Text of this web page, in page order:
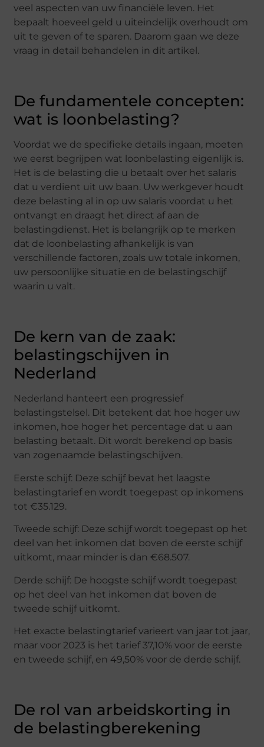
veel aspecten van uw financiële leven. Het
bepaalt hoeveel geld u uiteindelijk overhoudt om
uit te geven of te sparen. Daarom gaan we deze
vraag in detail behandelen in dit artikel.
De fundamentele concepten:
wat is loonbelasting?
Voordat we de specifieke details ingaan, moeten
we eerst begrijpen wat loonbelasting eigenlijk is.
Het is de belasting die u betaalt over het salaris
dat u verdient uit uw baan. Uw werkgever houdt
deze belasting al in op uw salaris voordat u het
ontvangt en draagt het direct af aan de
belastingdienst. Het is belangrijk op te merken
dat de loonbelasting afhankelijk is van
verschillende factoren, zoals uw totale inkomen,
uw persoonlijke situatie en de belastingschijf
waarin u valt.
De kern van de zaak:
belastingschijven in
Nederland
Nederland hanteert een progressief
belastingstelsel. Dit betekent dat hoe hoger uw
inkomen, hoe hoger het percentage dat u aan
belasting betaalt. Dit wordt berekend op basis
van zogenaamde belastingschijven.
Eerste schijf: Deze schijf bevat het laagste
belastingtarief en wordt toegepast op inkomens
tot €35.129.
Tweede schijf: Deze schijf wordt toegepast op het
deel van het inkomen dat boven de eerste schijf
uitkomt, maar minder is dan €68.507.
Derde schijf: De hoogste schijf wordt toegepast
op het deel van het inkomen dat boven de
tweede schijf uitkomt.
Het exacte belastingtarief varieert van jaar tot jaar,
maar voor 2023 is het tarief 37,10% voor de eerste
en tweede schijf, en 49,50% voor de derde schijf.
De rol van arbeidskorting in
de belastingberekening